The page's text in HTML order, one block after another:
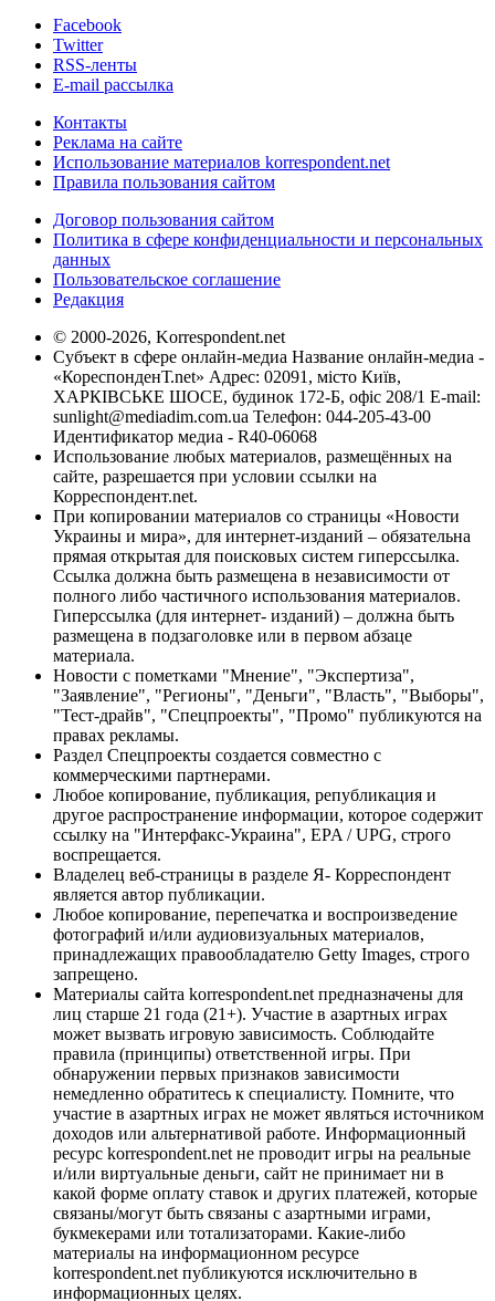
Facebook
Twitter
RSS-ленты
E-mail рассылка
Контакты
Реклама на сайте
Использование материалов korrespondent.net
Правила пользования сайтом
Договор пользования сайтом
Политика в сфере конфиденциальности и персональных
данных
Пользовательское соглашение
Редакция
© 2000-2026, Korrespondent.net
Субъект в сфере онлайн-медиа Название онлайн-медиа -
«КореспонденТ.net» Адрес: 02091, місто Київ,
ХАРКІВСЬКЕ ШОСЕ, будинок 172-Б, офіс 208/1 E-mail:
sunlight@mediadim.com.ua Телефон: 044-205-43-00
Идентификатор медиа - R40-06068
Использование любых материалов, размещённых на
сайте, разрешается при условии ссылки на
Корреспондент.net.
При копировании материалов со страницы «Новости
Украины и мира», для интернет-изданий – обязательна
прямая открытая для поисковых систем гиперссылка.
Ссылка должна быть размещена в независимости от
полного либо частичного использования материалов.
Гиперссылка (для интернет- изданий) – должна быть
размещена в подзаголовке или в первом абзаце
материала.
Новости с пометками "Мнение", "Экспертиза",
"Заявление", "Регионы", "Деньги", "Власть", "Выборы",
"Тест-драйв", "Спецпроекты", "Промо" публикуются на
правах рекламы.
Раздел Спецпроекты создается совместно с
коммерческими партнерами.
Любое копирование, публикация, републикация и
другое распространение информации, которое содержит
ссылку на "Интерфакс-Украина", EPA / UPG, строго
воспрещается.
Владелец веб-страницы в разделе Я- Корреспондент
является автор публикации.
Любое копирование, перепечатка и воспроизведение
фотографий и/или аудиовизуальных материалов,
принадлежащих правообладателю Getty Images, строго
запрещено.
Материалы сайта korrespondent.net предназначены для
лиц старше 21 года (21+). Участие в азартных играх
может вызвать игровую зависимость. Соблюдайте
правила (принципы) ответственной игры. При
обнаружении первых признаков зависимости
немедленно обратитесь к специалисту. Помните, что
участие в азартных играх не может являться источником
доходов или альтернативой работе. Информационный
ресурс korrespondent.net не проводит игры на реальные
и/или виртуальные деньги, сайт не принимает ни в
какой форме оплату ставок и других платежей, которые
связаны/могут быть связаны с азартными играми,
букмекерами или тотализаторами. Какие-либо
материалы на информационном ресурсе
korrespondent.net публикуются исключительно в
информационных целях.